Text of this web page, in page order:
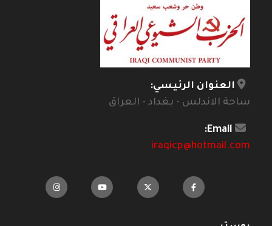
العنوان الرئيسي:
ساحة الاندلس - بغداد - العراق
Email:
iraqicp@hotmail.com